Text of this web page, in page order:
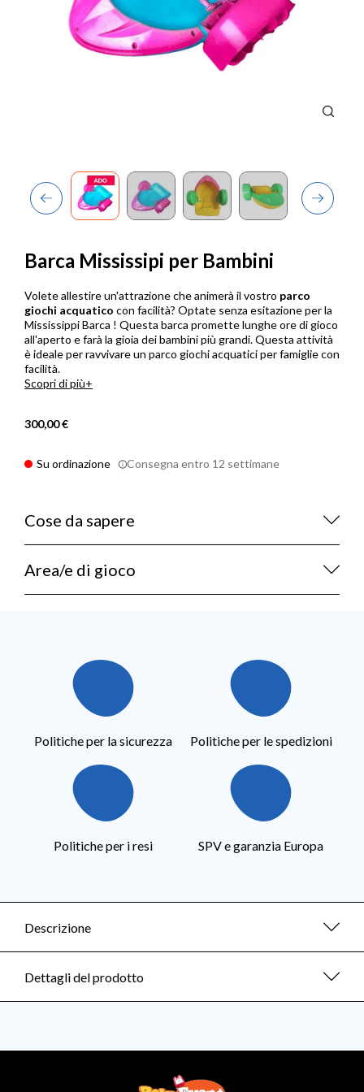
Previous Next
Barca Mississipi per Bambini
Volete allestire un'attrazione che animerà il vostro parco
giochi acquatico con facilità? Optate senza esitazione per la
Mississippi Barca ! Questa barca promette lunghe ore di gioco
all'aperto e farà la gioia dei bambini più grandi. Questa attività
è ideale per ravvivare un parco giochi acquatici per famiglie con
facilità.
Scopri di più
300,00 €
Su ordinazione Consegna entro 12 settimane
Cose da sapere
Area/e di gioco
Politiche per la sicurezza Politiche per le spedizioni
Politiche per i resi SPV e garanzia Europa
Descrizione
Dettagli del prodotto